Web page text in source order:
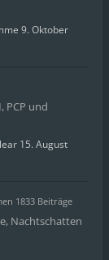
9. Oktober
PCP und
15. August
1833 Beiträge
Nachtschatten